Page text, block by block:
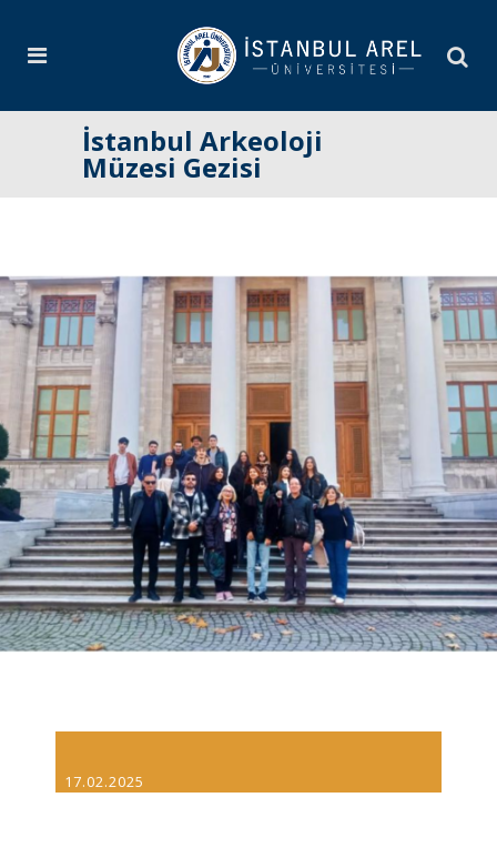
İstanbul Arkeoloji
Müzesi Gezisi
17.02.2025